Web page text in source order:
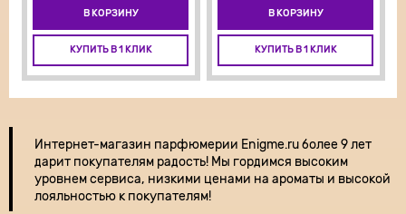
В КОРЗИНУ
КУПИТЬ В 1 КЛИК
В КОРЗИНУ
КУПИТЬ В 1 КЛИК
Интернет-магазин парфюмерии Enigme.ru более 9 лет
дарит покупателям радость! Мы гордимся высоким
уровнем сервиса, низкими ценами на ароматы и высокой
лояльностью к покупателям!